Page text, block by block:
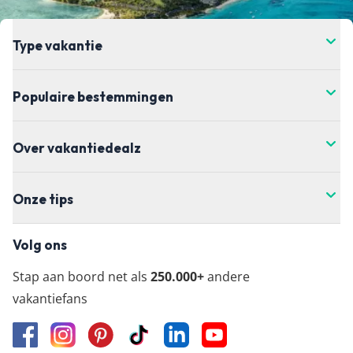
Type vakantie
Populaire bestemmingen
Over vakantiedealz
Onze tips
Volg ons
Stap aan boord net als 250.000+andere
vakantiefans